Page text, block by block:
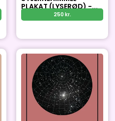
PLAKAT (LYSERØD) -...
250 kr.